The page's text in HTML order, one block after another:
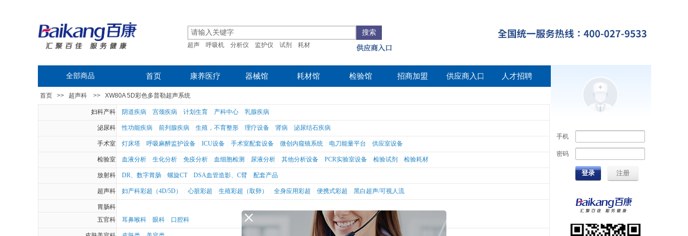
搜索
超声 呼吸机 分析仪 监护仪 试剂 耗材 供应商入口
首页 康养医疗 器械馆 耗材馆 检验馆 招商加盟 供应商入口 人才招聘
全部商品
首页 >> 超声科 >> XW80A 5D彩色多普勒超声系统
妇科产科 阴道疾病 宫颈疾病 计划生育 产科中心 乳腺疾病
泌尿科 性功能疾病 前列腺疾病 生殖，不育整形 理疗设备 肾病 泌尿结石疾病
手术室 灯床塔 呼吸麻醉监护设备 ICU设备 手术室配套设备 微创内窥镜系统 电刀能量平台 供应室设备
检验室 血液分析 生化分析 免疫分析 血细胞检测 尿液分析 其他分析设备 PCR实验室设备 检验试剂 检验耗材
放射科 DR、数字胃肠 螺旋CT DSA血管造影、C臂 配套产品
超声科 妇产科彩超（4D/5D） 心脏彩超 生殖彩超（取卵） 全身应用彩超 便携式彩超 黑白超声/可视人流
胃肠科
五官科
耳鼻喉科 眼科 口腔科
手机
密码
登录 注册